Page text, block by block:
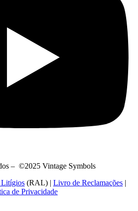
– ©2025 Vintage Symbols
Litígios (RAL) | Livro de Reclamações |
de Privacidade